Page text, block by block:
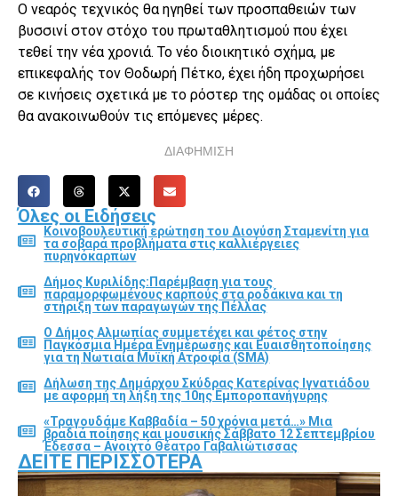
Ο νεαρός τεχνικός θα ηγηθεί των προσπαθειών των
βυσσινί στον στόχο του πρωταθλητισμού που έχει
τεθεί την νέα χρονιά. Το νέο διοικητικό σχήμα, με
επικεφαλής τον Θοδωρή Πέτκο, έχει ήδη προχωρήσει
σε κινήσεις σχετικά με το ρόστερ της ομάδας οι οποίες
θα ανακοινωθούν τις επόμενες μέρες.
ΔΙΑΦΗΜΙΣΗ
Όλες οι Ειδήσεις
Κοινοβουλευτική ερώτηση του Διονύση Σταμενίτη για
τα σοβαρά προβλήματα στις καλλιέργειες
πυρηνόκαρπων
Δήμος Κυριλίδης:Παρέμβαση για τους
παραμορφωμένους καρπούς στα ροδάκινα και τη
στήριξη των παραγωγών της Πέλλας
Ο Δήμος Αλμωπίας συμμετέχει και φέτος στην
Παγκόσμια Ημέρα Ενημέρωσης και Ευαισθητοποίησης
για τη Νωτιαία Μυϊκή Ατροφία (SMA)
Δήλωση της Δημάρχου Σκύδρας Κατερίνας Ιγνατιάδου
με αφορμή τη λήξη της 10ης Εμποροπανήγυρης
«Τραγουδάμε Καββαδία – 50 χρόνια μετά…» Μια
βραδιά ποίησης και μουσικής Σάββατο 12 Σεπτεμβρίου
Έδεσσα – Ανοιχτό Θέατρο Γαβαλιώτισσας
ΔΕΊΤΕ ΠΕΡΙΣΣΌΤΕΡΑ